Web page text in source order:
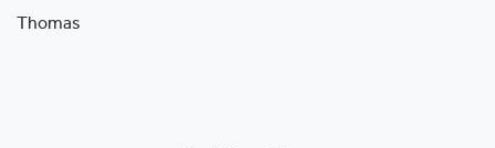
Thomas